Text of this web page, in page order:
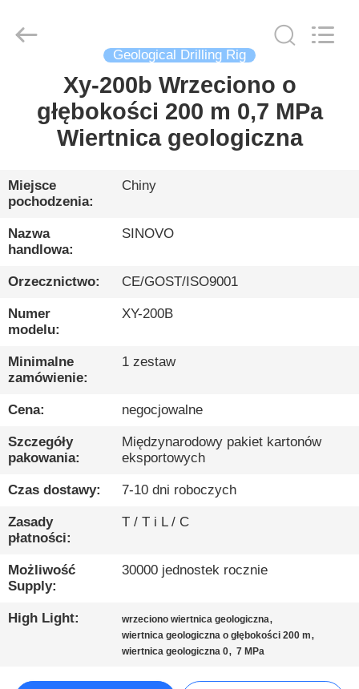
PRODUKTY
POKAZ
VR
O
NAS
WYCIECZKA
PO
KONTROLA
JAKOŚCI
SKONTAKTUJ
SIĘ
Z
NAMI
POROZMAWIAJ
TERAZ
Heavy
Industry
Geological Drilling Rig
Xy-200b Wrzeciono o
głębokości 200 m 0,7 MPa
Wiertnica geologiczna
Miejsce
pochodzenia:
Chiny
Nazwa
handlowa:
SINOVO
Orzecznictwo: CE/GOST/ISO9001
Numer
modelu:
XY-200B
Minimalne
zamówienie:
1 zestaw
Cena: negocjowalne
Szczegóły
pakowania:
Międzynarodowy pakiet kartonów
eksportowych
Czas dostawy: 7-10 dni roboczych
Zasady
płatności:
T / T i L / C
Możliwość
Supply:
30000 jednostek rocznie
High Light: wrzeciono wiertnica geologiczna,
wiertnica geologiczna o głębokości 200 m,
wiertnica geologiczna 0,7 MPa